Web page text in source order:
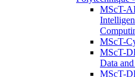
MScT-
MScT-
MScT-
Data
MScT-